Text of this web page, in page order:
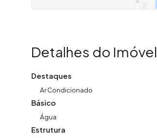
Detalhes do Imóvel
Destaques
Ar Condicionado
Básico
Água
Estrutura